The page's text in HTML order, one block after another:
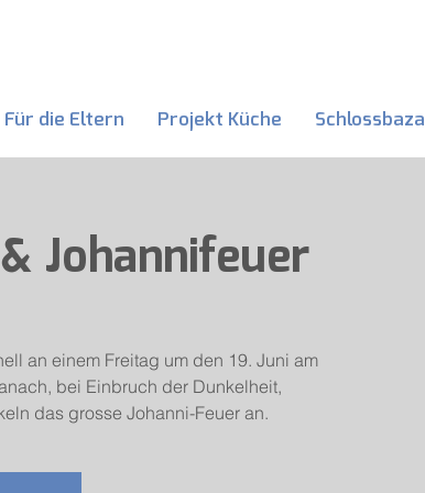
Für die Eltern Projekt Küche
Johannifeuer
an einem Freitag um den 19. Juni am
bei Einbruch der Dunkelheit,
das grosse Johanni-Feuer an.